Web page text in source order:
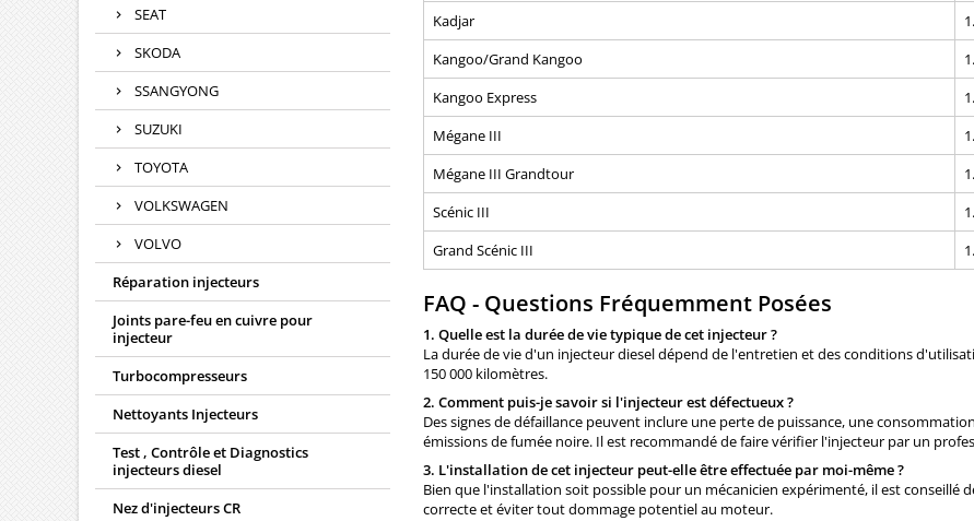
SEAT
SKODA
SSANGYONG
SUZUKI
TOYOTA
VOLKSWAGEN
VOLVO
Réparation injecteurs
Joints pare-feu en cuivre pour
injecteur
Turbocompresseurs
Nettoyants Injecteurs
Test , Contrôle et Diagnostics
injecteurs diesel
Nez d'injecteurs CR
Kadjar
Kangoo/Grand Kangoo
Kangoo Express
Mégane III
Mégane III Grandtour
Scénic III
Grand Scénic III
FAQ - Questions Fréquemment Posées
1. Quelle est la durée de vie typique de cet injecteur ?
La durée de vie d'un injecteur diesel dépend de l'entretien et des conditions
150 000 kilomètres.
2. Comment puis-je savoir si l'injecteur est défectueux ?
Des signes de défaillance peuvent inclure une perte de puissance, une
émissions de fumée noire. Il est recommandé de faire vérifier l'injecteur par un
3. L'installation de cet injecteur peut-elle être effectuée par moi-même ?
Bien que l'installation soit possible pour un mécanicien expérimenté, il est conseillé
correcte et éviter tout dommage potentiel au moteur.